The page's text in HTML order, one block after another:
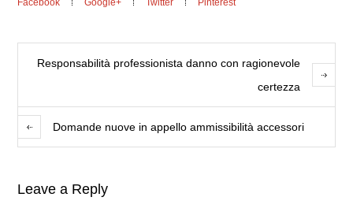
Facebook Google+ Twitter Pinterest
Responsabilità professionista danno con ragionevole
certezza
Domande nuove in appello ammissibilità accessori
Leave a Reply